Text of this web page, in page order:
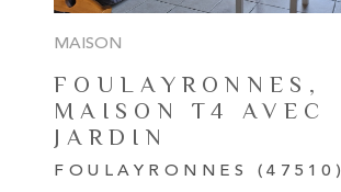
MAISON
FOULAYRONNES,
MAISON T4 AVEC
JARDIN
FOULAYRONNES (47510)